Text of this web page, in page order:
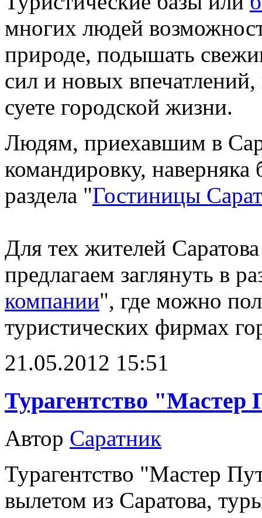
многих людей
природе, подышать
сил и новых
суете городской жизни.
Людям, приехавшим в
командировку,
раздела "Гостиницы
Для тех жителей
предлагаем заглянуть в
компании", где можно
туристических фирмах
21.05.2012 15:51
Турагентство "Мастер
Автор Саратник
Турагентство "Мастер
вылетом из Саратова,